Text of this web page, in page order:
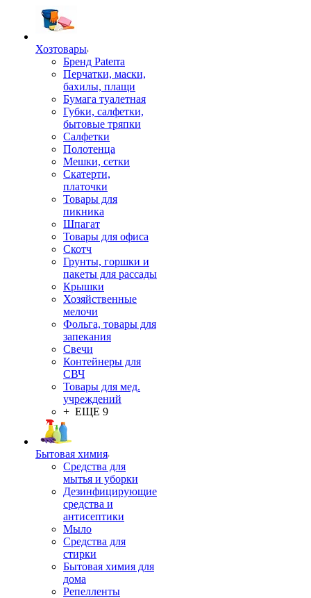
Хозтовары
Бренд Paterra
Перчатки, маски,
бахилы, плащи
Бумага туалетная
Губки, салфетки,
бытовые тряпки
Салфетки
Полотенца
Мешки, сетки
Скатерти,
платочки
Товары для
пикника
Шпагат
Товары для офиса
Скотч
Грунты, горшки и
пакеты для рассады
Крышки
Хозяйственные
мелочи
Фольга, товары для
запекания
Свечи
Контейнеры для
СВЧ
Товары для мед.
учреждений
+ ЕЩЕ 9
Бытовая химия
Средства для
мытья и уборки
Дезинфицирующие
средства и
антисептики
Мыло
Средства для
стирки
Бытовая химия для
дома
Репелленты